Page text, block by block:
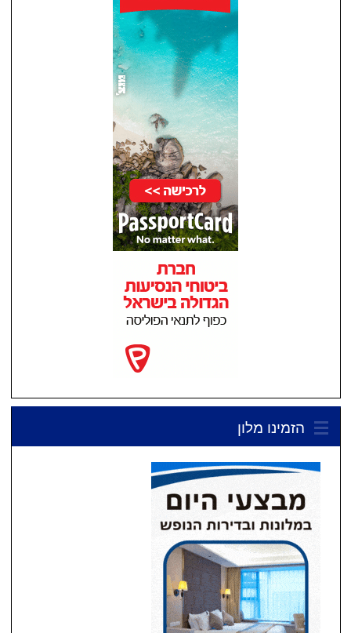
הזמינו מלון